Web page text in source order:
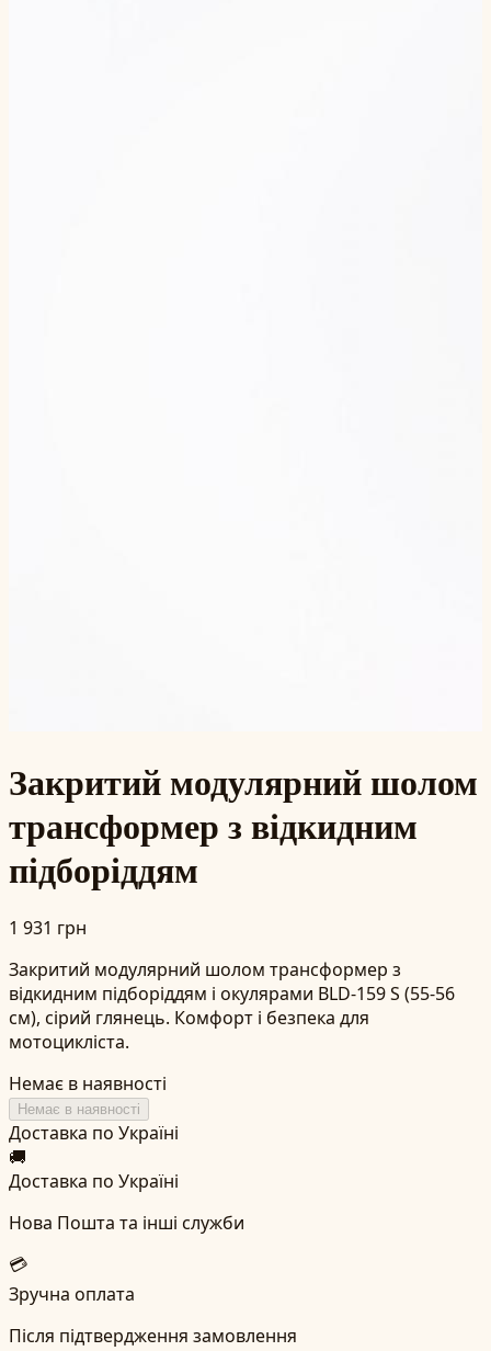
Закритий модулярний шолом
трансформер з відкидним
підборіддям
1 931 грн
Закритий модулярний шолом трансформер з
відкидним підборіддям і окулярами BLD-159 S (55-56
см), сірий глянець. Комфорт і безпека для
мотоцикліста.
Немає в наявності
Немає в наявності
Доставка по Україні
🚚
Доставка по Україні
Нова Пошта та інші служби
💳
Зручна оплата
Після підтвердження замовлення